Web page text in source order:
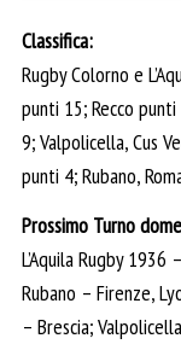
Classifica:
Rugby Colorno e
punti 15; Recco
9; Valpolicella, Cus
punti 4; Rubano,
Prossimo Turno
L’Aquila Rugby
Rubano – Firenze,
– Brescia;